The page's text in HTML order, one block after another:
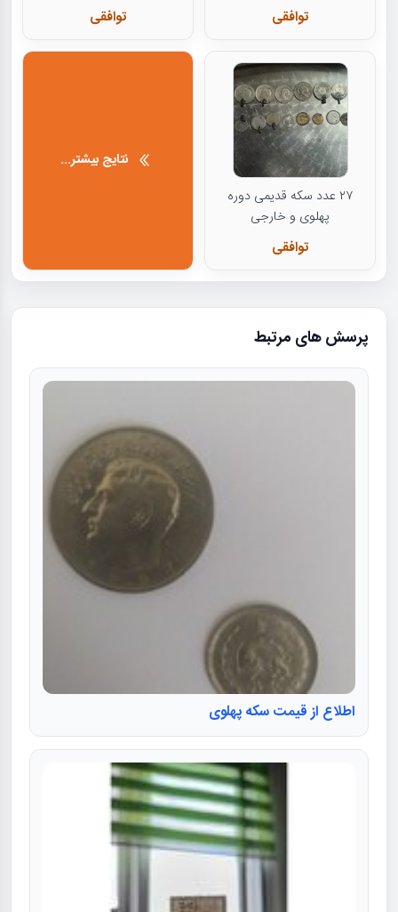
توافقی توافقی
۲۷ عدد سکه قدیمی دوره
پهلوی و خارجی
توافقی
نتایج بیشتر...
پرسش های مرتبط
اطلاع از قیمت سکه پهلوی